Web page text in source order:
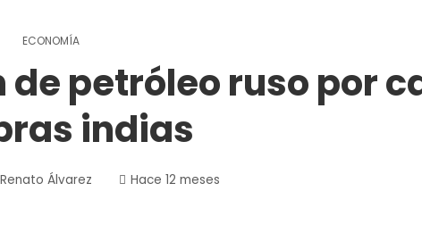
ECONOMÍA
petróleo ruso por
indias
Renato Álvarez Hace 12 meses